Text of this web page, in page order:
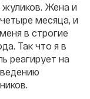
жуликов. Жена и
месяца, и
в строгие
Так что я в
реагирует на